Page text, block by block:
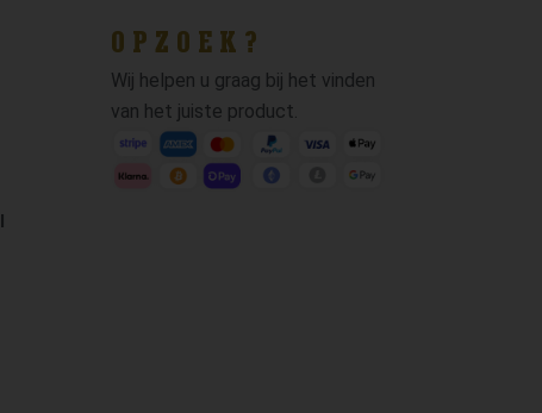
OPZOEK?
Wij helpen u graag bij het vinden
van het juiste product.